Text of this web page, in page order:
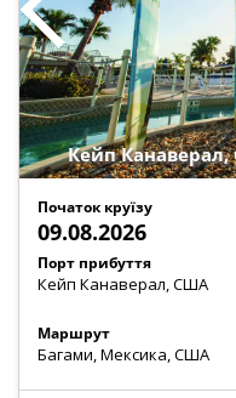
Кейп
Початок круїзу
09.08.2026
Порт прибуття
Кейп Канаверал, США
Маршрут
Багами, Мексика, США